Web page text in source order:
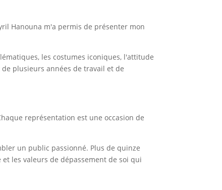
Hanouna m'a permis de présenter mon
les costumes iconiques, l'attitude
plusieurs années de travail et de
représentation est une occasion de
un public passionné. Plus de quinze
les valeurs de dépassement de soi qui